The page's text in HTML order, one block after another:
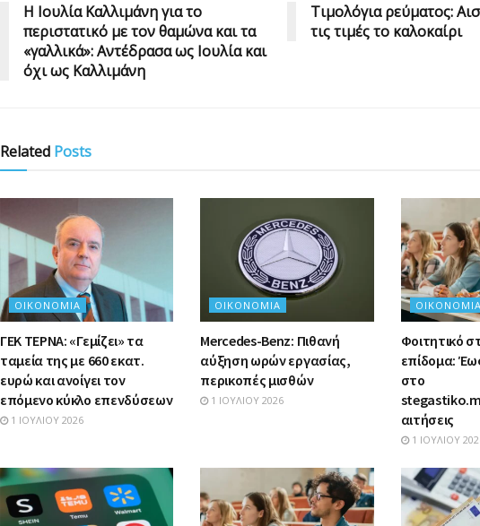
Η Ιουλία Καλλιμάνη για το
περιστατικό με τον θαμώνα και τα
«γαλλικά»: Αντέδρασα ως Ιουλία και
όχι ως Καλλιμάνη
Τιμολόγια ρεύματος:
τις τιμές το καλοκαίρι
Related Posts
ΟΙΚΟΝΟΜΊΑ
ΓΕΚ ΤΕΡΝΑ: «Γεμίζει» τα
ταμεία της με 660 εκατ.
ευρώ και ανοίγει τον
επόμενο κύκλο επενδύσεων
1 ΙΟΥΛΊΟΥ 2026
ΟΙΚΟΝΟΜΊΑ
Mercedes-Benz: Πιθανή
αύξηση ωρών εργασίας,
περικοπές μισθών
1 ΙΟΥΛΊΟΥ 2026
ΟΙΚΟΝΟΜΊΑ
Φοιτητικό
επίδομα:
στο
αιτήσεις
1 ΙΟΥΛΊΟΥ